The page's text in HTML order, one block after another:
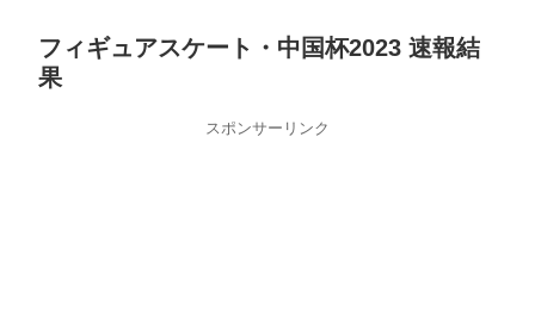
フィギュアスケート・中国杯2023 速報結
果
スポンサーリンク